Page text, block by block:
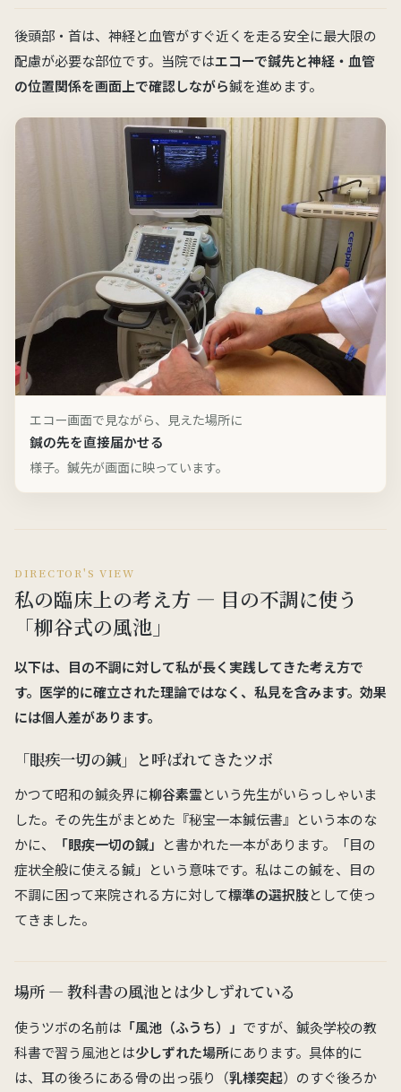
後頭部・首は、神経と血管がすぐ近くを走る安全に最大限の
配慮が必要な部位です。当院ではエコーで鍼先と神経・血管
の位置関係を画面上で確認しながら鍼を進めます。
エコー画面で見ながら、見えた場所に
鍼の先を直接届かせる
様子。鍼先が画面に映っています。
DIRECTOR'S VIEW
私の臨床上の考え方 — 目の不調に使う
「柳谷式の風池」
以下は、目の不調に対して私が長く実践してきた考え方で
す。医学的に確立された理論ではなく、 私見を含みます。効果
には個人差があります。
「眼疾一切の鍼」と呼ばれてきたツボ
かつて昭和の鍼灸界に柳谷素霊という先生がいらっしゃいま
した。その先生がまとめた『秘宝一本鍼伝書』という本のな
かに、
「眼疾一切の鍼」 と書かれた一本があります。「目の
症状全般に使える鍼」という意味です。私はこの鍼を、目の
不調に困って来院される方に対して標準の選択肢として使っ
てきました。
場所 — 教科書の風池とは少しずれている
使うツボの名前は 「風池（ふうち）」 ですが、鍼灸学校の教
科書で習う風池とは少しずれた場所にあります。具体的に
は、耳の後ろにある骨の出っ張り（乳様突起）のすぐ後ろか